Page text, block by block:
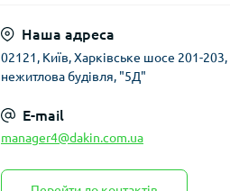
Наша адреса
02121, Київ, Харківське шосе 201-203,
нежитлова будівля, "5Д"
E-mail
manager4@dakin.com.ua